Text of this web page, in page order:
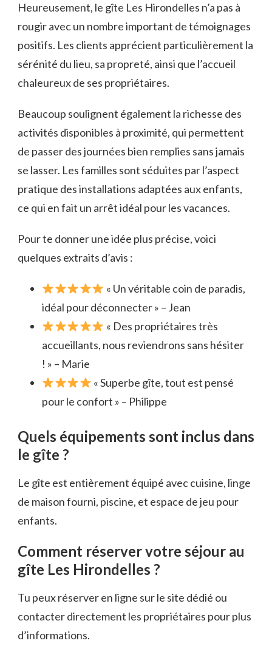
Heureusement, le gîte Les Hirondelles n’a pas à
rougir avec un nombre important de témoignages
positifs. Les clients apprécient particulièrement la
sérénité du lieu, sa propreté, ainsi que l’accueil
chaleureux de ses propriétaires.
Beaucoup soulignent également la richesse des
activités disponibles à proximité, qui permettent
de passer des journées bien remplies sans jamais
se lasser. Les familles sont séduites par l’aspect
pratique des installations adaptées aux enfants,
ce qui en fait un arrêt idéal pour les vacances.
Pour te donner une idée plus précise, voici
quelques extraits d’avis :
« Un véritable coin de paradis,
idéal pour déconnecter » – Jean
« Des propriétaires très
accueillants, nous reviendrons sans hésiter
! » – Marie
« Superbe gîte, tout est pensé
pour le confort » – Philippe
Quels équipements sont inclus dans
le gîte ?
Le gîte est entièrement équipé avec cuisine, linge
de maison fourni, piscine, et espace de jeu pour
enfants.
Comment réserver votre séjour au
gîte Les Hirondelles ?
Tu peux réserver en ligne sur le site dédié ou
contacter directement les propriétaires pour plus
d’informations.